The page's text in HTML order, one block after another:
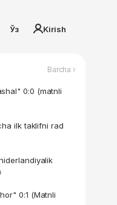
Ўз Kirish
Barcha ›
0:0 (matnli
ilk taklifni rad
0:1 (Matnli